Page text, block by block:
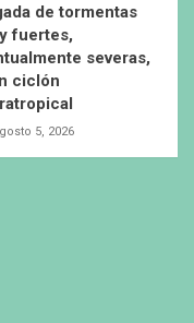
de tormentas
fuertes,
severas,
ciclón
5, 2026